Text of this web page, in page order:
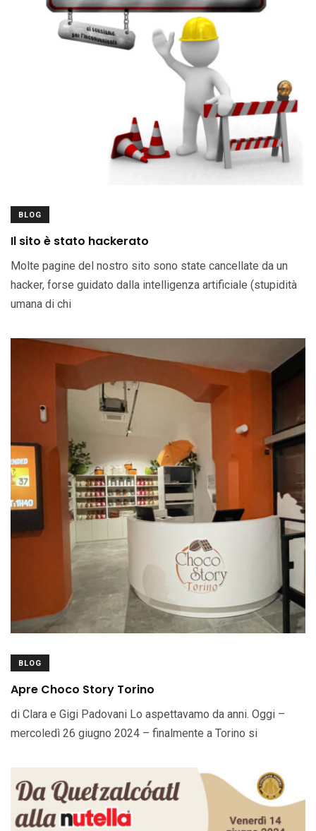
BLOG
Il sito è stato hackerato
Molte pagine del nostro sito sono state cancellate da un
hacker, forse guidato dalla intelligenza artificiale (stupidità
umana di chi
BLOG
Apre Choco Story Torino
di Clara e Gigi Padovani Lo aspettavamo da anni. Oggi –
mercoledì 26 giugno 2024 – finalmente a Torino si